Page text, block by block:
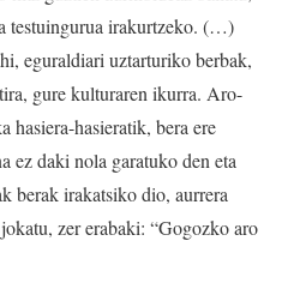
testuingurua irakurtzeko. (…)
eguraldiari uztarturiko berbak,
gure kulturaren ikurra. Aro-
hasiera-hasieratik, bera ere
ez daki nola garatuko den eta
berak irakatsiko dio, aurrera
zer erabaki: “Gogozko aro